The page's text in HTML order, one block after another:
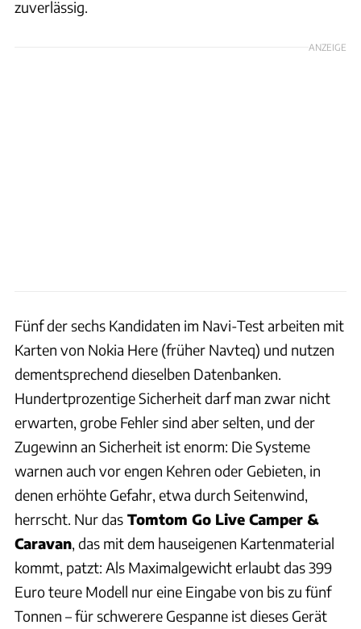
zuverlässig.
ANZEIGE
Fünf der sechs Kandidaten im Navi-Test arbeiten mit
Karten von Nokia Here (früher Navteq) und nutzen
dementsprechend dieselben Datenbanken.
Hundertprozentige Sicherheit darf man zwar nicht
erwarten, grobe Fehler sind aber selten, und der
Zugewinn an Sicherheit ist enorm: Die Systeme
warnen auch vor engen Kehren oder Gebieten, in
denen erhöhte Gefahr, etwa durch Seitenwind,
herrscht. Nur das Tomtom Go Live Camper &
Caravan , das mit dem hauseigenen Kartenmaterial
kommt, patzt: Als Maximalgewicht erlaubt das 399
Euro teure Modell nur eine Eingabe von bis zu fünf
Tonnen – für schwerere Gespanne ist dieses Gerät